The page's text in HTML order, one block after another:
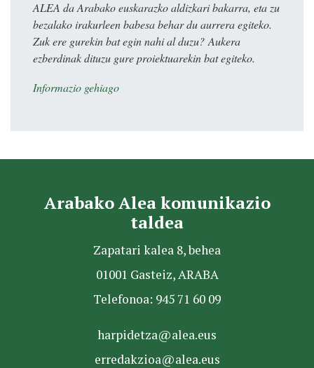
ALEA da Arabako euskarazko aldizkari bakarra, eta zu
bezalako irakurleen babesa behar du aurrera egiteko.
Zuk ere gurekin bat egin nahi al duzu? Aukera
ezberdinak dituzu gure proiektuarekin bat egiteko.
Informazio gehiago
Arabako Alea komunikazio
taldea
Zapatari kalea 8, behea
01001 Gasteiz, ARABA
Telefonoa: 945 71 60 09
harpidetza@alea.eus
erredakzioa@alea.eus